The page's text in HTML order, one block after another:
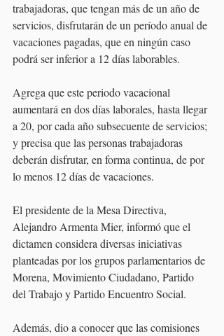
trabajadoras, que tengan más de un año de
servicios, disfrutarán de un período anual de
vacaciones pagadas, que en ningún caso
podrá ser inferior a 12 días laborables.
Agrega que este periodo vacacional
aumentará en dos días laborales, hasta llegar
a 20, por cada año subsecuente de servicios;
y precisa que las personas trabajadoras
deberán disfrutar, en forma continua, de por
lo menos 12 días de vacaciones.
El presidente de la Mesa Directiva,
Alejandro Armenta Mier, informó que el
dictamen considera diversas iniciativas
planteadas por los grupos parlamentarios de
Morena, Movimiento Ciudadano, Partido
del Trabajo y Partido Encuentro Social.
Además, dio a conocer que las comisiones